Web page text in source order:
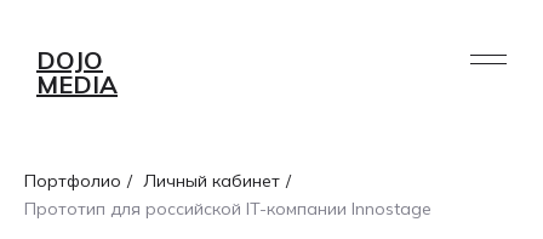
DOJO
MEDIA
Портфолио / Личный кабинет /
Прототип для российской IT-компании Innostage